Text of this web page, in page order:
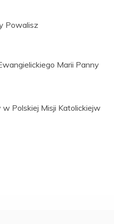
Powalisz
Marii Panny
Polskiej Misji Katolickiejw